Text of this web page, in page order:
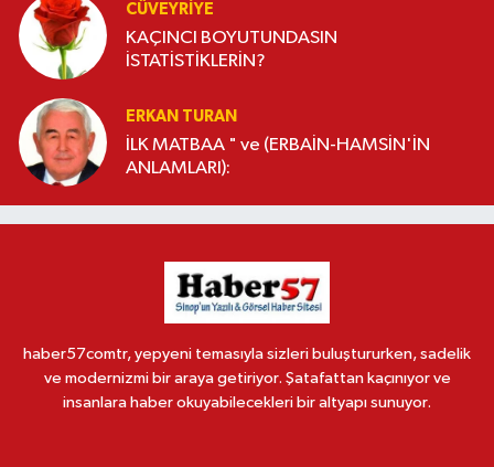
CÜVEYRIYE
KAÇINCI BOYUTUNDASIN
İSTATİSTİKLERİN?
ERKAN TURAN
İLK MATBAA " ve (ERBAİN-HAMSİN'İN
ANLAMLARI):
haber57comtr, yepyeni temasıyla sizleri buluştururken, sadelik
ve modernizmi bir araya getiriyor. Şatafattan kaçınıyor ve
insanlara haber okuyabilecekleri bir altyapı sunuyor.